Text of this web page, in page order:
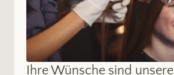
Ihre Wünsche sind unsere